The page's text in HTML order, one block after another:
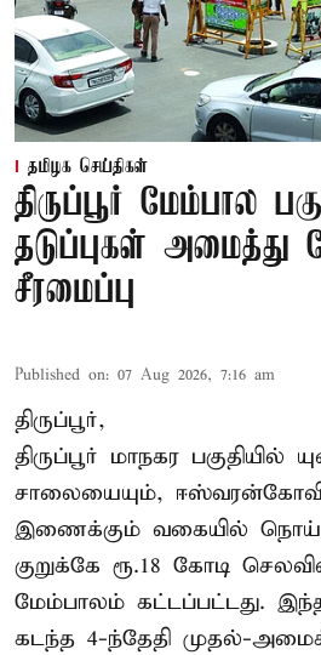
தமிழக செய்திகள்
திருப்பூர் மேம்பால
தடுப்புகள் அமைத்து
சீரமைப்பு
Published on: 07 Aug 2026, 7:16 am
திருப்பூர்,
திருப்பூர் மாநகர பகுதியில்
சாலையையும்,
இணைக்கும் வகையில்
குறுக்கே ரூ.18 கோடி
மேம்பாலம் கட்டப்பட்டது.
கடந்த 4-ந்தேதி முதல்-